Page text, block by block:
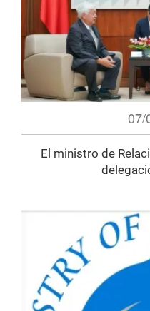
07/
El ministro de